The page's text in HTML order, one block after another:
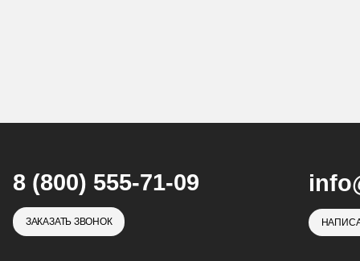
8 (800) 555-71-09
ЗАКАЗАТЬ ЗВОНОК